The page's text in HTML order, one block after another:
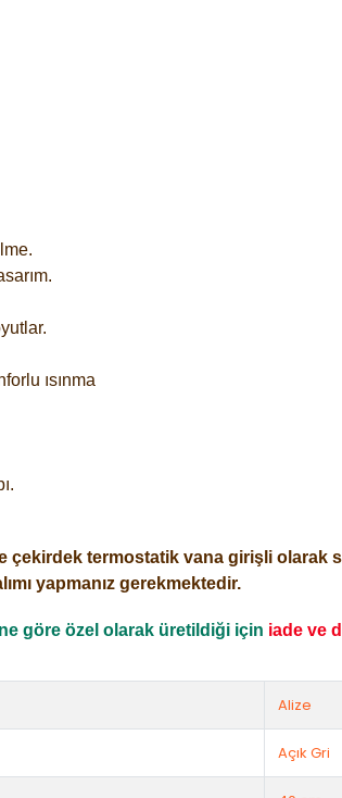
ısınma
termostatik vana girişli olarak
yapmanız gerekmektedir.
göre özel olarak üretildiği için iade ve
Alize
Açık Gri